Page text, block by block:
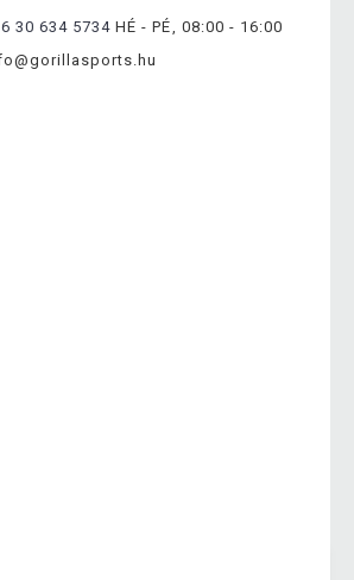
30 634 5734 HÉ - PÉ, 08:00 - 16:00